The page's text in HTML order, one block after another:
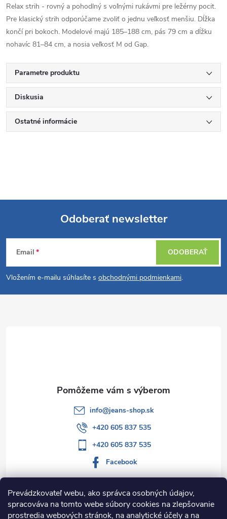
Prevádzkovateľ webu, ako správca osobných údajov,
spracováva na tomto webe súbory cookies na zlepšovanie
prostredia webových stránok, na analytické účely a na
Relax strih - rovný a pohodlný s voľnými rukávmi pre ležérny pocit.
Pre klasický strih odporúčame zvoliť o jednu veľkosť menšiu. Dĺžka
končí pri bokoch. Modelové majú 185–188 cm, pás 79 cm a dĺžku
nohavíc 81–84 cm, a nosia veľkosť M od Gap.
Parametre produktu
Diskusia
Ostatné informácie
Z
á
p
Odoberať newsletter
Email
Vložením e-mailu súhlasíte s obchodnými podmienkami.
ODOBERAŤ
Informácie pre vás
info@jeans-shop.sk
+420 605 837 535
+420 605 837 535
Facebook